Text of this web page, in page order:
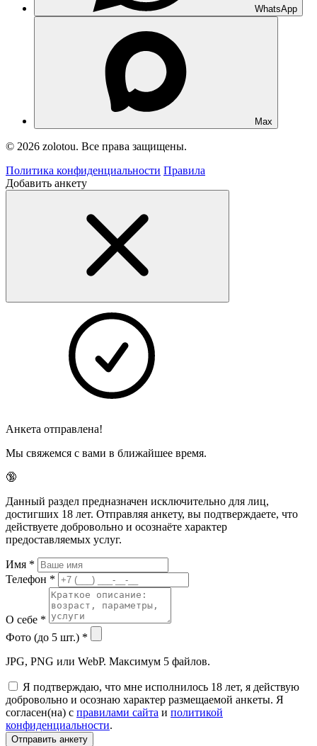
WhatsApp
Max
© 2026 zolotou. Все права защищены.
Политика конфиденциальности Правила
Добавить анкету
Анкета отправлена!
Мы свяжемся с вами в ближайшее время.
🔞
Данный раздел предназначен исключительно для лиц,
достигших 18 лет. Отправляя анкету, вы подтверждаете, что
действуете добровольно и осознаёте характер
предоставляемых услуг.
Имя *
Телефон *
О себе *
Фото (до 5 шт.) *
JPG, PNG или WebP. Максимум 5 файлов.
Я подтверждаю, что мне исполнилось 18 лет, я действую
добровольно и осознаю характер размещаемой анкеты. Я
согласен(на) с правилами сайта и политикой
конфиденциальности.
Отправить анкету